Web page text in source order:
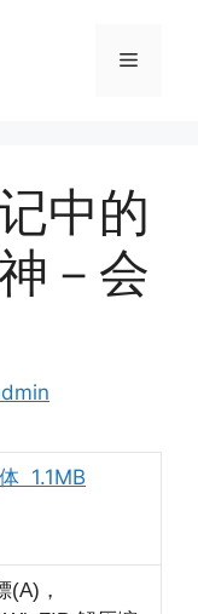
Menu
中的
－会
1.1MB
(A) ，